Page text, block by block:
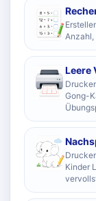
Anzahl,
Leere
Gong-
Kinder